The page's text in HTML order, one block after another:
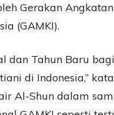
Gerakan
(GAMKI).
dan Tahun Baru
di Indonesia,”
Al-Shun dalam